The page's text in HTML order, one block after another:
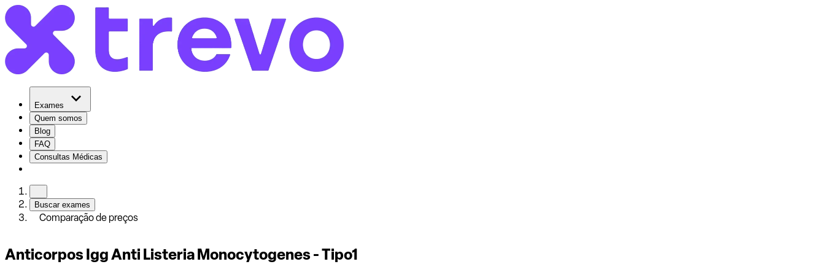
Exames
Quem somos
Blog
FAQ
Consultas Médicas
Buscar exames
Comparação de preços
Anticorpos Igg Anti Listeria Monocytogenes - Tipo1